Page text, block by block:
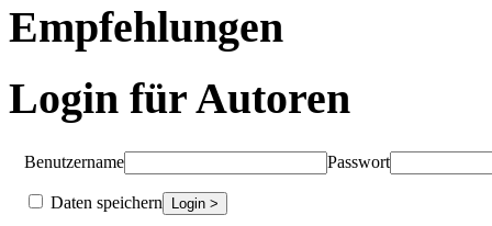
Empfehlungen
Login für Autoren
Benutzername Passwort
Daten speichern